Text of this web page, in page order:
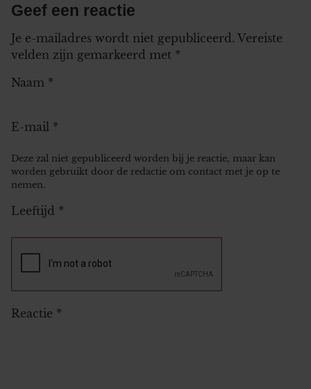
Geef een reactie
Je e-mailadres wordt niet gepubliceerd. Vereiste
velden zijn gemarkeerd met *
Naam *
E-mail *
Deze zal niet gepubliceerd worden bij je reactie, maar kan
worden gebruikt door de redactie om contact met je op te
nemen.
Leeftijd *
Reactie *